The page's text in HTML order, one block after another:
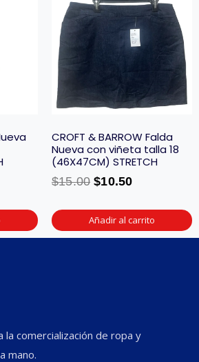
CROFT & BARROW Falda
Nueva con viñeta talla 18
(46X47CM) STRETCH
$15.00 $10.50
Añadir al carrito
la comercialización de ropa y
mano.